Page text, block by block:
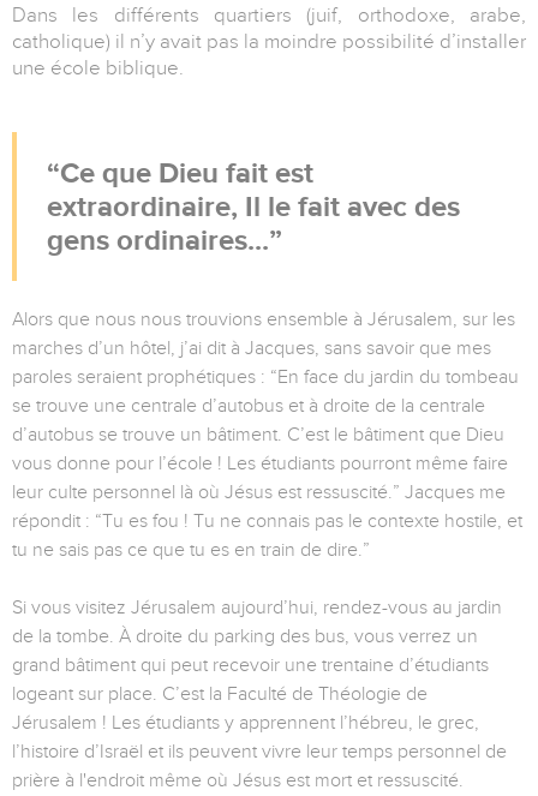
Dans les différents quartiers (juif, orthodoxe, arabe,
catholique) il n’y avait pas la moindre possibilité d’installer
une école biblique.
Ce que Dieu fait est
extraordinaire, Il le fait avec des
gens ordinaires...
Alors que nous nous trouvions ensemble à Jérusalem, sur les
marches d’un hôtel, j’ai dit à Jacques, sans savoir que mes
paroles seraient prophétiques : “En face du jardin du tombeau
se trouve une centrale d’autobus et à droite de la centrale
d’autobus se trouve un bâtiment. C’est le bâtiment que Dieu
vous donne pour l’école ! Les étudiants pourront même faire
leur culte personnel là où Jésus est ressuscité.” Jacques me
répondit : “Tu es fou ! Tu ne connais pas le contexte hostile, et
tu ne sais pas ce que tu es en train de dire.”
Si vous visitez Jérusalem aujourd’hui, rendez-vous au jardin
de la tombe. À droite du parking des bus, vous verrez un
grand bâtiment qui peut recevoir une trentaine d’étudiants
logeant sur place. C’est la Faculté de Théologie de
Jérusalem ! Les étudiants y apprennent l’hébreu, le grec,
l’histoire d’Israël et ils peuvent vivre leur temps personnel de
prière à l'endroit même où Jésus est mort et ressuscité.